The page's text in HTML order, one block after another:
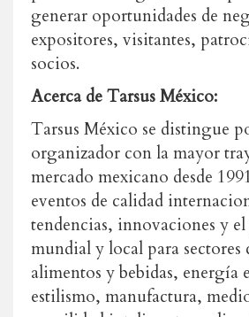
generar oportunidades de
expositores, visitantes,
socios.
Acerca de Tarsus México:
Tarsus México se distingue
organizador con la mayor
mercado mexicano desde
eventos de calidad
tendencias, innovaciones y
mundial y local para sectores
alimentos y bebidas, energía
estilismo, manufactura,